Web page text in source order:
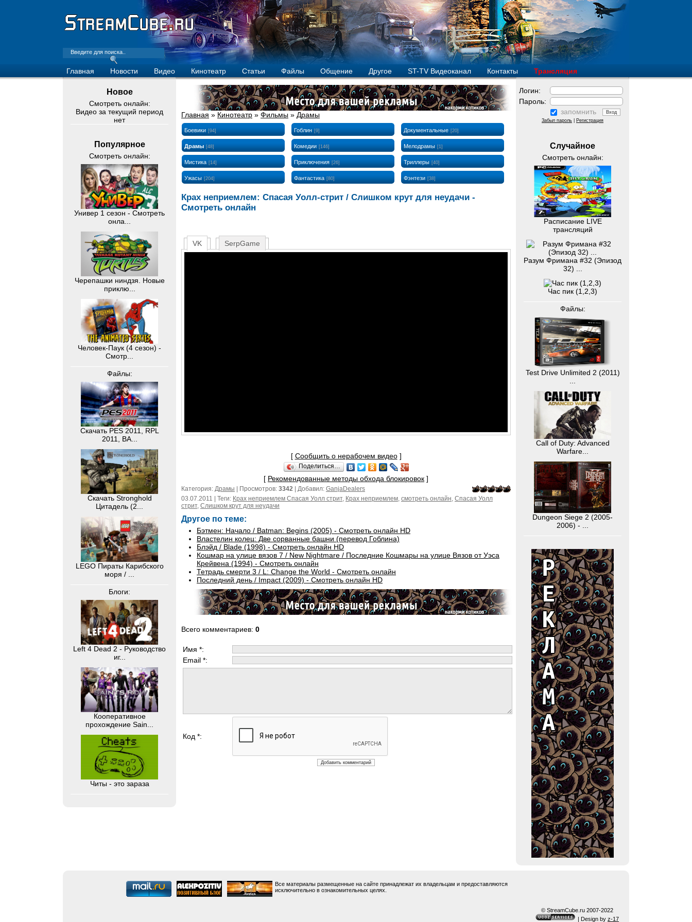
Главная Новости Видео Кинотеатр Статьи Файлы Общение Другое ST-TV Видеоканал Контакты Трансляция
Новое
Смотреть онлайн:
Видео за текущий период
нет
Популярное
Смотреть онлайн:
Универ 1 сезон - Смотреть
онла...
Черепашки ниндзя. Новые
приклю...
Человек-Паук (4 сезон) -
Смотр...
Файлы:
Скачать PES 2011, RPL
2011, BA...
Скачать Stronghold
Цитадель (2...
LEGO Пираты Карибского
моря / ...
Блоги:
Left 4 Dead 2 - Руководство
иг...
Кооперативное
прохождение Sain...
Читы - это зараза
Логин:
Пароль:
запомнить
Забыл пароль Регистрация
Случайное
Смотреть онлайн:
Расписание LIVE
трансляций
Разум Фримана #32 (Эпизод
32) ...
Час пик (1,2,3)
Файлы:
Test Drive Unlimited 2 (2011)
Call of Duty: Advanced
Warfare...
Dungeon Siege 2 (2005-
2006) - ...
Главная » Кинотеатр » Фильмы » Драмы
Боевики [94] Гоблин [9] Документальные [20]
Драмы [48] Комедии [146] Мелодрамы [1]
Мистика [14] Приключения [26] Триллеры [40]
Ужасы [204] Фантастика [80] Фэнтези [38]
Крах неприемлем: Спасая Уолл-стрит / Слишком крут для неудачи -
Смотреть онлайн
VK SerpGame
[ Сообщить о нерабочем видео]
Поделиться…
[ Рекомендованные методы обхода блокировок ]
Категория: Драмы | Просмотров: 3342 | Добавил: GanjaDealers
03.07.2011 | Теги: Крах неприемлем Спасая Уолл стрит, Крах неприемлем смотреть онлайн Спасая Уолл
стрит, Слишком крут для неудачи
Другое по теме:
Бэтмен: Начало / Batman: Begins (2005) - Смотреть онлайн HD
Властелин колец: Две сорванные башни (перевод Гоблина)
Блэйд / Blade (1998) - Смотреть онлайн HD
Кошмар на улице вязов 7 / New Nightmare / Последние Кошмары на улице Вязов от Уэса
Крейвена (1994) - Смотреть онлайн
Тетрадь смерти 3 / L: Change the World - Смотреть онлайн
Последний день / Impact (2009) - Смотреть онлайн HD
Всего комментариев: 0
Имя *:
Email *:
Код *:
Все материалы размещенные на сайте принадлежат их владельцам и предоставляются
исключительно в ознакомительных целях.
© StreamCube.ru 2007-2022
| Design by z-17